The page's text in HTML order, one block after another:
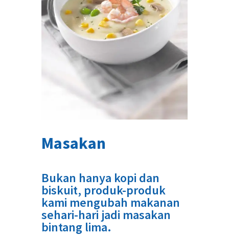
Masakan
Bukan hanya kopi dan
biskuit, produk-produk
kami mengubah makanan
sehari-hari jadi masakan
bintang lima.